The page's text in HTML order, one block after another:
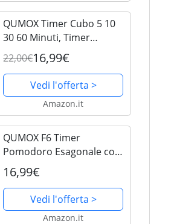
QUMOX Timer Cubo 5 10
30 60 Minuti, Timer
Digitale Ricaricabile con
Sensore di Gravità,
Modalità Manuale,
Vibrazione e 2 Livelli di
Volume, Timer Portatile...
22,00€16,99€
Vedi l'offerta >
Amazon.it
QUMOX F6 Timer
Pomodoro Esagonale con
Gravità, Vibrazione/Suono
Regolabile, 6 Intervalli,
Ricaricabile USB-C per
Studio, Lavoro, ADHD
16,99€
Vedi l'offerta >
Amazon.it